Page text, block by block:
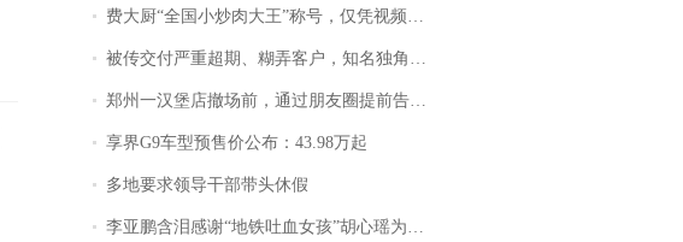
费大厨“全国小炒肉大王”称号，仅凭视频评出？中国烹饪协会回应
被传交付严重超期、糊弄客户，知名独角兽车企创始人回应：都没证据，将依法采取措施，“本人长期与美国交管局保持沟通，对方表示肯定”
郑州一汉堡店撤场前，通过朋友圈提前告知逐一退费，有顾客仅剩1元也全被退回，分文不少；顾客：言而有信，让人感动
享界G9车型预售价公布：43.98万起
多地要求领导干部带头休假
李亚鹏含泪感谢“地铁吐血女孩”胡心瑶为嫣然天使捐99999元：这份捐赠太沉重，尊重其捐赠意愿，个人向胡心瑶和她的病友之家各捐赠99999元